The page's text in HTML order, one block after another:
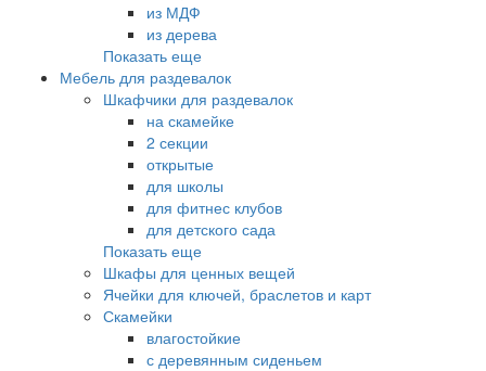
из МДФ
из дерева
Показать еще
Мебель для раздевалок
Шкафчики для раздевалок
на скамейке
2 секции
открытые
для школы
для фитнес клубов
для детского сада
Показать еще
Шкафы для ценных вещей
Ячейки для ключей, браслетов и карт
Скамейки
влагостойкие
с деревянным сиденьем